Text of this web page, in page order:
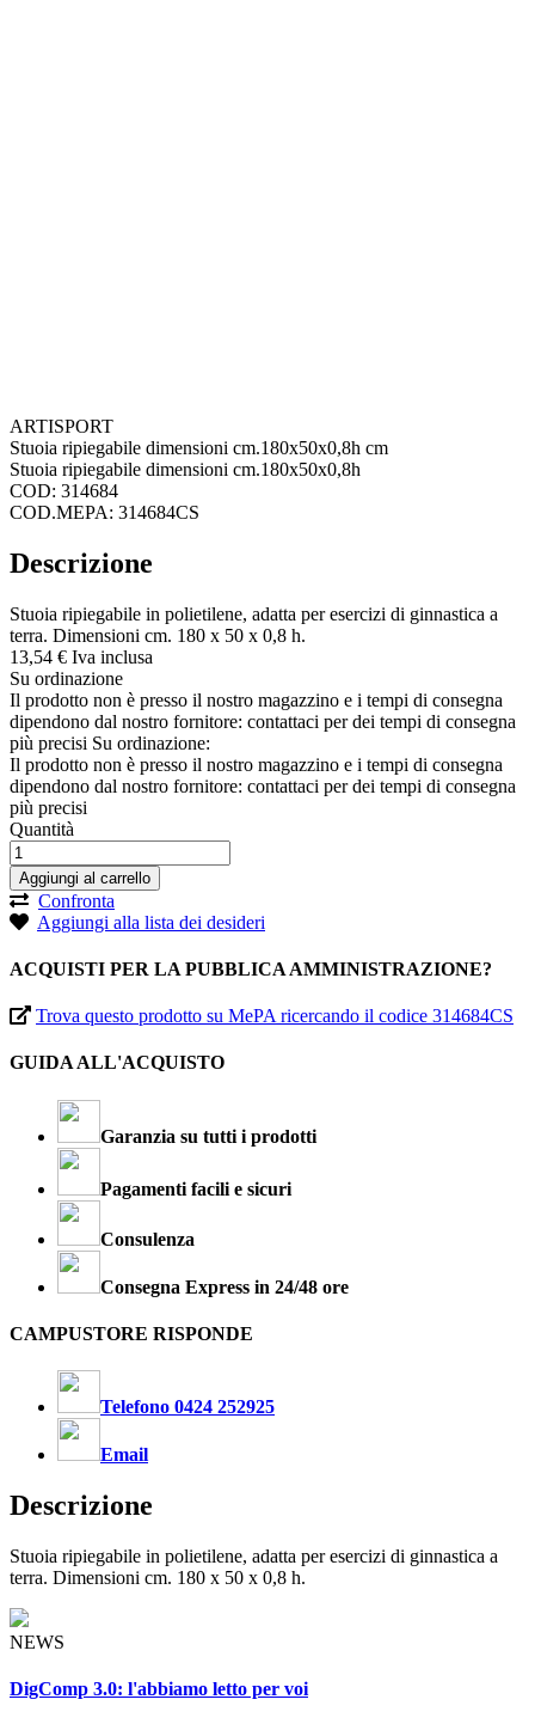
ARTISPORT
Stuoia ripiegabile dimensioni cm.180x50x0,8h cm
Stuoia ripiegabile dimensioni cm.180x50x0,8h
COD: 314684
COD.MEPA: 314684CS
Descrizione
Stuoia ripiegabile in polietilene, adatta per esercizi di ginnastica a
terra. Dimensioni cm. 180 x 50 x 0,8 h.
13,54 € Iva inclusa
Su ordinazione
Il prodotto non è presso il nostro magazzino e i tempi di consegna
dipendono dal nostro fornitore: contattaci per dei tempi di consegna
più precisi Su ordinazione:
Il prodotto non è presso il nostro magazzino e i tempi di consegna
dipendono dal nostro fornitore: contattaci per dei tempi di consegna
più precisi
Quantità
Aggiungi al carrello
Confronta
Aggiungi alla lista dei desideri
ACQUISTI PER LA PUBBLICA AMMINISTRAZIONE?
Trova questo prodotto su MePA ricercando il codice 314684CS
GUIDA ALL'ACQUISTO
Garanzia su tutti i prodotti
Pagamenti facili e sicuri
Consulenza
Consegna Express in 24/48 ore
CAMPUSTORE RISPONDE
Telefono 0424 252925
Email
Descrizione
Stuoia ripiegabile in polietilene, adatta per esercizi di ginnastica a
terra. Dimensioni cm. 180 x 50 x 0,8 h.
NEWS
DigComp 3.0: l'abbiamo letto per voi